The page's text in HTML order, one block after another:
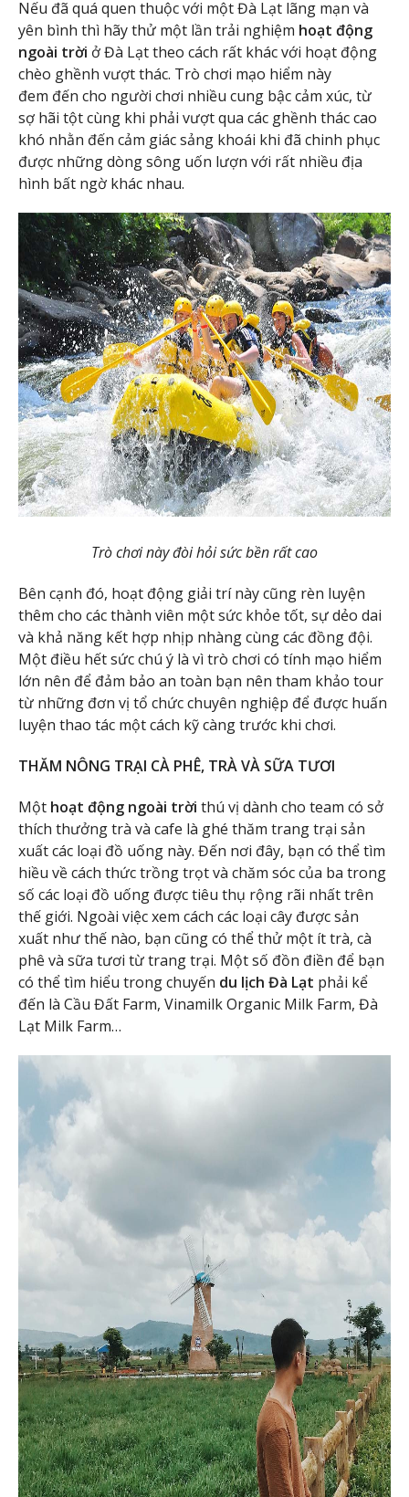
Nếu đã quá quen thuộc với một Đà Lạt lãng mạn và
yên bình thì hãy thử một lần trải nghiệm hoạt động
ngoài trời ở Đà Lạt theo cách rất khác với hoạt động
chèo ghềnh vượt thác. Trò chơi mạo hiểm này
đem đến cho người chơi nhiều cung bậc cảm xúc, từ
sợ hãi tột cùng khi phải vượt qua các ghềnh thác cao
khó nhằn đến cảm giác sảng khoái khi đã chinh phục
được những dòng sông uốn lượn với rất nhiều địa
hình bất ngờ khác nhau.
Trò chơi này đòi hỏi sức bền rất cao
Bên cạnh đó, hoạt động giải trí này cũng rèn luyện
thêm cho các thành viên một sức khỏe tốt, sự dẻo dai
và khả năng kết hợp nhịp nhàng cùng các đồng đội.
Một điều hết sức chú ý là vì trò chơi có tính mạo hiểm
lớn nên để đảm bảo an toàn bạn nên tham khảo tour
từ những đơn vị tổ chức chuyên nghiệp để được huấn
luyện thao tác một cách kỹ càng trước khi chơi.
THĂM NÔNG TRẠI CÀ PHÊ, TRÀ VÀ SỮA TƯƠI
Một hoạt động ngoài trời thú vị dành cho team có sở
thích thưởng trà và cafe là ghé thăm trang trại sản
xuất các loại đồ uống này. Đến nơi đây, bạn có thể tìm
hiều về cách thức trồng trọt và chăm sóc của ba trong
số các loại đồ uống được tiêu thụ rộng rãi nhất trên
thế giới. Ngoài việc xem cách các loại cây được sản
xuất như thế nào, bạn cũng có thể thử một ít trà, cà
phê và sữa tươi từ trang trại. Một số đồn điền để bạn
có thể tìm hiểu trong chuyến du lịch Đà Lạt phải kể
đến là Cầu Đất Farm, Vinamilk Organic Milk Farm, Đà
Lạt Milk Farm…